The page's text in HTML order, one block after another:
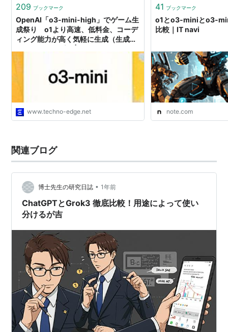
209 ブックマーク
OpenAI「o3-mini-high」でゲーム生
成祭り o1より高速、低料金、コーデ
ィング能力が高く気軽に生成（生成AI
TechnoEdge
www.techno-edge.net
41 ブックマーク
o1とo3-miniとo3-
比較｜IT navi
note.com
関連ブログ
博士先生の研究日誌 • 1年前
ChatGPTとGrok3 徹底比較！用途によって使い
分けるが吉